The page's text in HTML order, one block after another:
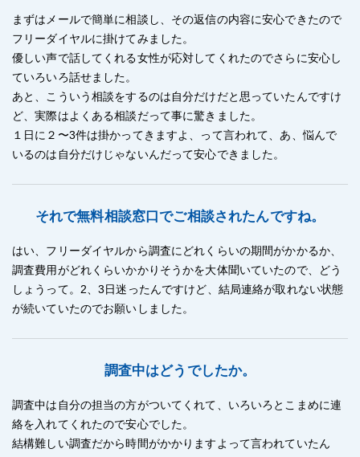
まずはメールで簡単に相談し、その返信の内容に安心できたので
フリーダイヤルに掛けてみました。
優しい声で話してくれる女性が応対してくれたのでさらに安心し
ていろいろ話せました。
あと、こういう相談をするのは自分だけだと思っていたんですけ
ど、実際はよくある相談だって事に驚きました。
１日に２〜3件は掛かってきますよ、って言われて、あ、悩んで
いるのは自分だけじゃないんだって安心できました。
それで無料相談窓口でご相談されたんですね。
はい、フリーダイヤルから調査にどれくらいの期間がかかるか、
調査費用がどれくらいかかりそうかを大体聞いていたので、どう
しょうって。2、3日迷ったんですけど、結局連絡が取れない状態
が続いていたのでお願いしました。
調査中はどうでしたか。
調査中は自分の担当の方がついてくれて、いろいろとこまめに連
絡を入れてくれたので安心でした。
結構難しい調査だから時間がかかりますよって言われていたん